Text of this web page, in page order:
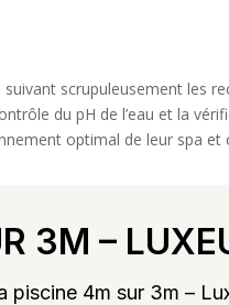
scrupuleusement les
du pH de l’eau et la
optimal de leur spa et
3M –
4m sur 3m –